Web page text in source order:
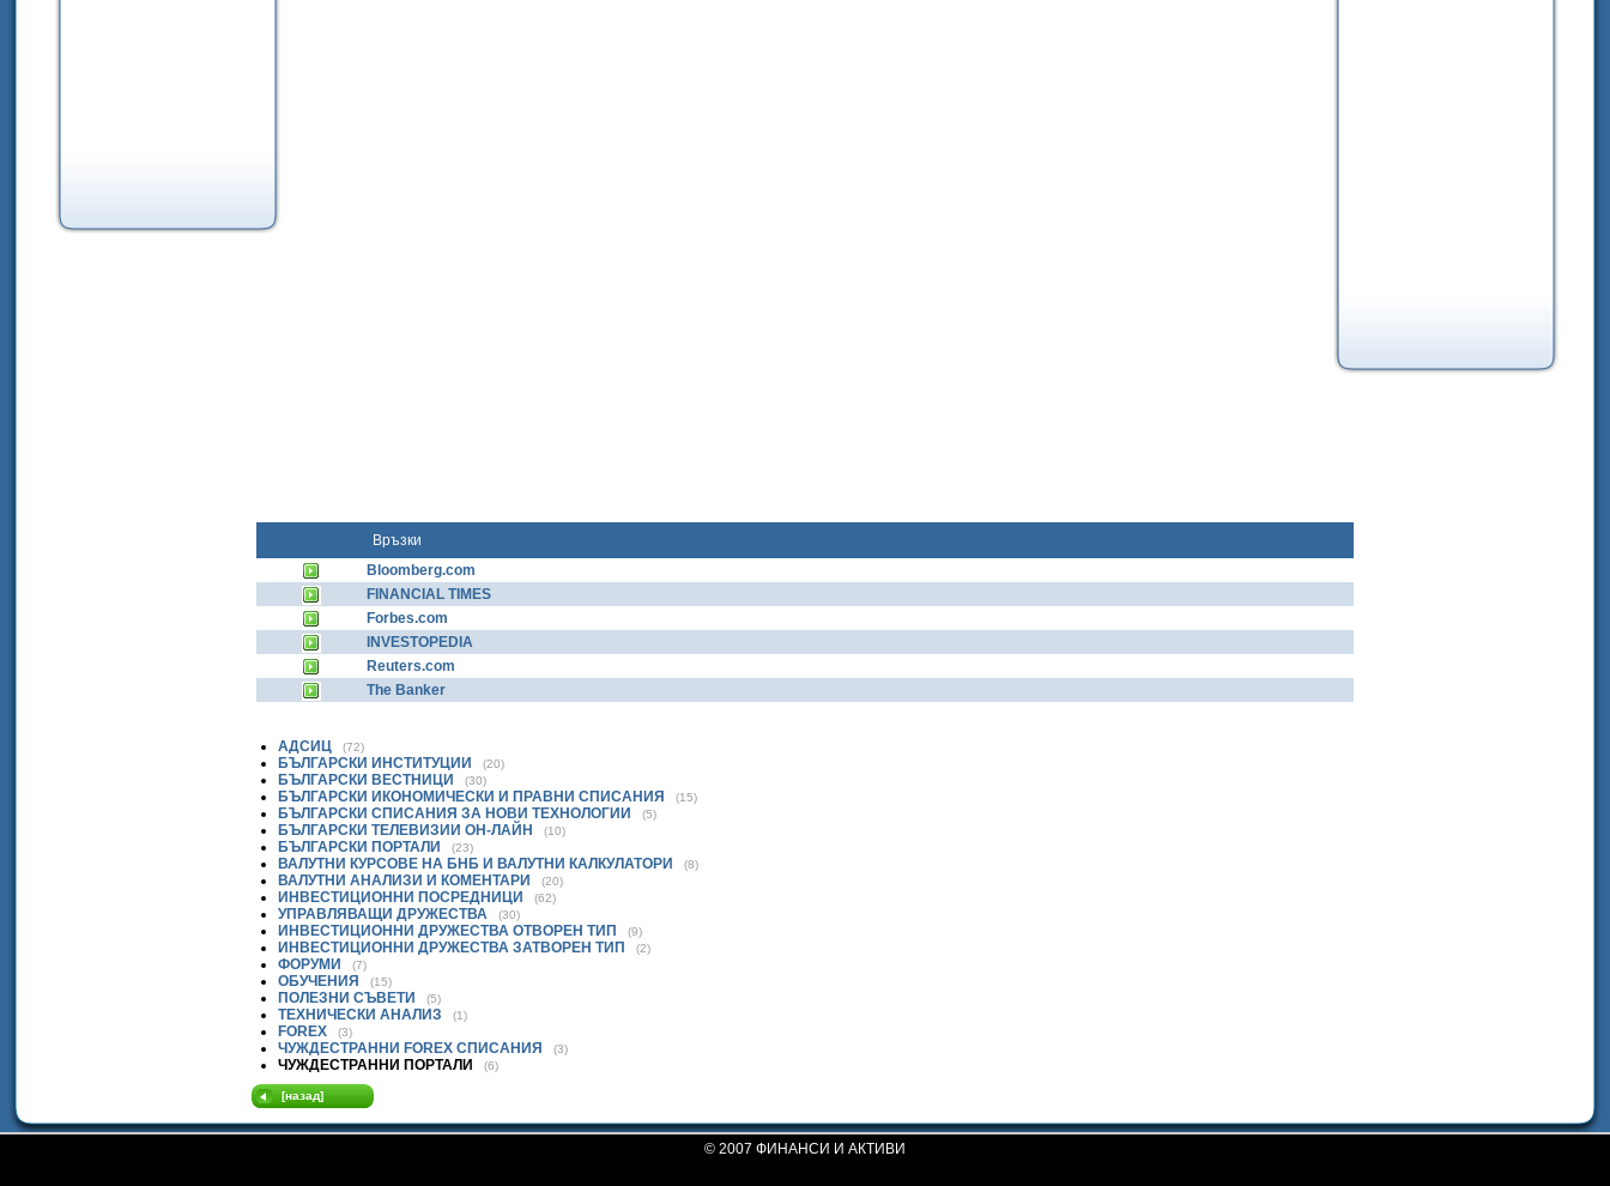
Връзки
Bloomberg.com
FINANCIAL TIMES
Forbes.com
INVESTOPEDIA
Reuters.com
The Banker
АДСИЦ (72)
БЪЛГАРСКИ ИНСТИТУЦИИ (20)
БЪЛГАРСКИ ВЕСТНИЦИ (30)
БЪЛГАРСКИ ИКОНОМИЧЕСКИ И ПРАВНИ СПИСАНИЯ (15)
БЪЛГАРСКИ СПИСАНИЯ ЗА НОВИ ТЕХНОЛОГИИ (5)
БЪЛГАРСКИ ТЕЛЕВИЗИИ ОН-ЛАЙН (10)
БЪЛГАРСКИ ПОРТАЛИ (23)
ВАЛУТНИ КУРСОВЕ НА БНБ И ВАЛУТНИ КАЛКУЛАТОРИ (8)
ВАЛУТНИ АНАЛИЗИ И КОМЕНТАРИ (20)
ИНВЕСТИЦИОННИ ПОСРЕДНИЦИ (62)
УПРАВЛЯВАЩИ ДРУЖЕСТВА (30)
ИНВЕСТИЦИОННИ ДРУЖЕСТВА ОТВОРЕН ТИП (9)
ИНВЕСТИЦИОННИ ДРУЖЕСТВА ЗАТВОРЕН ТИП (2)
ФОРУМИ (7)
ОБУЧЕНИЯ (15)
ПОЛЕЗНИ СЪВЕТИ (5)
ТЕХНИЧЕСКИ АНАЛИЗ (1)
FOREX (3)
ЧУЖДЕСТРАННИ FOREX СПИСАНИЯ (3)
ЧУЖДЕСТРАННИ ПОРТАЛИ (6)
[назад]
© 2007 ФИНАНСИ И АКТИВИ